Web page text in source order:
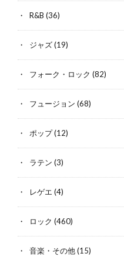
R&B (36)
ジャズ(19)
フォーク・ロック (82)
フュージョン (68)
ポップ(12)
ラテン (3)
レゲエ (4)
ロック (460)
音楽・その他(15)